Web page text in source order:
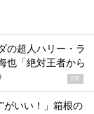
の超人ハリー・ラ
也「絶対王者から
PR
がいい！」箱根の